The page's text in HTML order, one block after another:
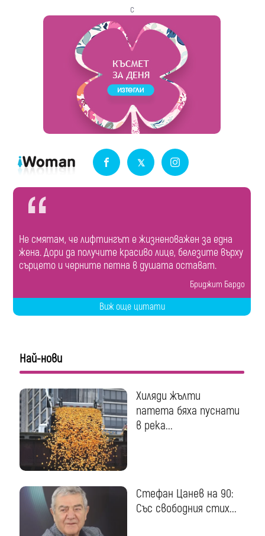
с
Не смятам, че лифтингът е жизненоважен за една
жена. Дори да получите красиво лице, белезите върху
сърцето и черните петна в душата остават.
Бриджит Бардо
Виж още цитати
Най-нови
Хиляди жълти
патета бяха пуснати
в река...
Стефан Цанев на 90:
Със свободния стих...